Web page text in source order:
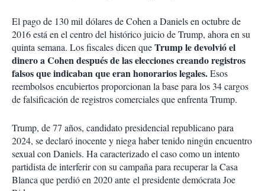
El pago de 130 mil dólares de Cohen a Daniels en octubre de
2016 está en el centro del histórico juicio de Trump, ahora en su
quinta semana. Los fiscales dicen queTrump le devolvió el
dinero a Cohen después de las elecciones creando registros
falsos que indicaban que eran honorarios legales.Esos
reembolsos encubiertos proporcionan la base para los 34 cargos
de falsificación de registros comerciales que enfrenta Trump.
Trump, de 77 años, candidato presidencial republicano para
2024, se declaró inocente y niega haber tenido ningún encuentro
sexual con Daniels. Ha caracterizado el caso como un intento
partidista de interferir con su campaña para recuperar la Casa
Blanca que perdió en 2020 ante el presidente demócrata Joe